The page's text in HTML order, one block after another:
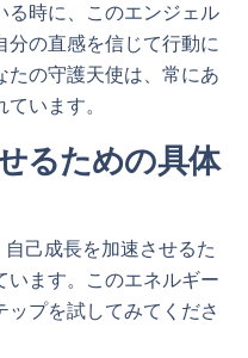
る時に、このエンジェル
分の直感を信じて行動に
たの守護天使は、常にあ
います。
るための具体
己成長を加速させるた
います。このエネルギー
ップを試してみてくださ